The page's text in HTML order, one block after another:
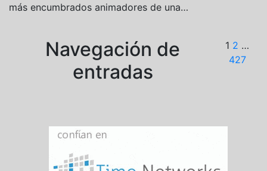
más encumbrados animadores de una…
Navegación de
entradas
1 2 …
427